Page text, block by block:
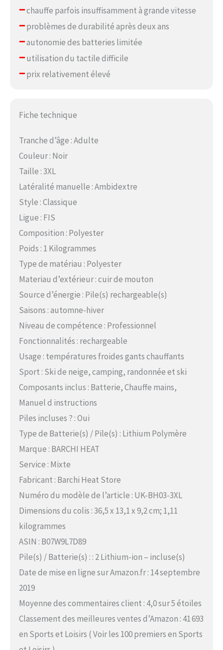
–chauffe parfois insuffisamment à grande vitesse
–problèmes de durabilité après deux ans
–autonomie des batteries limitée
–utilisation du tactile difficile
–prix relativement élevé
Fiche technique
Tranche d’âge : Adulte
Couleur : Noir
Taille : 3XL
Latéralité manuelle : Ambidextre
Style : Classique
Ligue : FIS
Composition : Polyester
Poids : 1 Kilogrammes
Type de matériau : Polyester
Materiau d’extérieur : cuir de mouton
Source d’énergie : Pile(s) rechargeable(s)
Saisons : automne-hiver
Niveau de compétence : Professionnel
Fonctionnalités : rechargeable
Usage : températures froides gants chauffants
Sport : Ski de neige, camping, randonnée et ski
Composants inclus : Batterie, Chauffe mains,
Manuel d instructions
Piles incluses ? : Oui
Type de Batterie(s) / Pile(s) : Lithium Polymère
Marque : BARCHI HEAT
Service : Mixte
Fabricant : Barchi Heat Store
Numéro du modèle de l’article : UK-BH03-3XL
Dimensions du colis : 36,5 x 13,1 x 9,2 cm; 1,11
kilogrammes
ASIN : B07W9L7D89
Pile(s) / Batterie(s) : : 2 Lithium-ion – incluse(s)
Date de mise en ligne sur Amazon.fr : 14 septembre
2019
Moyenne des commentaires client : 4,0 sur 5 étoiles
Classement des meilleures ventes d’Amazon : 41 693
en Sports et Loisirs ( Voir les 100 premiers en Sports